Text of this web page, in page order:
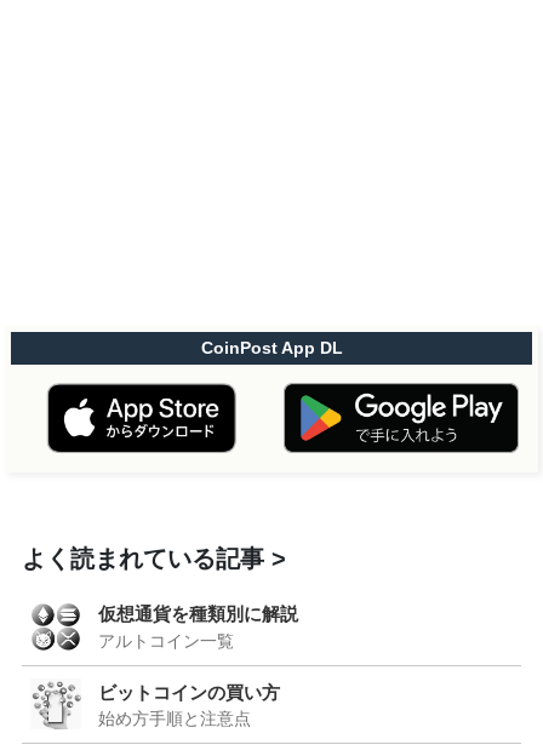
CoinPost App DL
よく読まれている記事
仮想通貨を種類別に解説
アルトコイン一覧
ビットコインの買い方
始め方手順と注意点